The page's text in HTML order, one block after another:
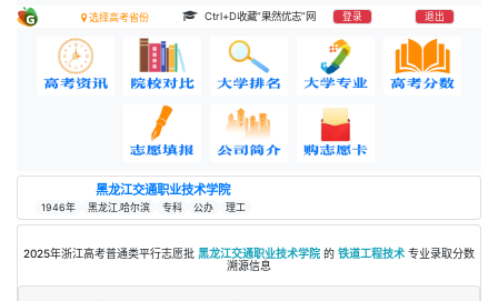
选择高考省份 Ctrl+D收藏“果然优志”网 登录 退出
黑龙江交通职业技术学院
1946年 黑龙江.哈尔滨 专科 公办 理工
2025年浙江高考普通类平行志愿批 黑龙江交通职业技术学院 的 铁道工程技术 专业录取分数
溯源信息